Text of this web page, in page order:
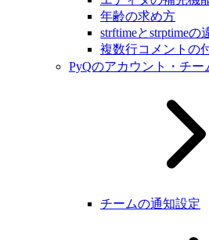
年齢の求め方
strftimeとstrptime
複数行コメントの
PyQのアカウント・チ
チームの通知設定